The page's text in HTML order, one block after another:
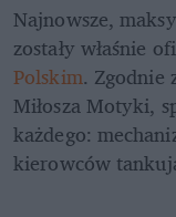
Najnowsze,
zostały właśnie
Polskim. Zgodnie
Miłosza Motyki,
każdego:
kierowców